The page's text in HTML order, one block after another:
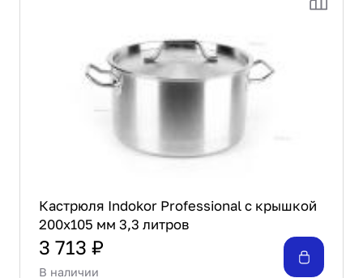
Кастрюля Indokor Professional с крышкой
200х105 мм 3,3 литров
3 713 ₽
В наличии